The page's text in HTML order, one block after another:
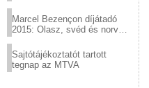
Marcel Bezençon díjátadó
2015: Olasz, svéd és norvég
Sajtótájékoztatót tartott
tegnap az MTVA